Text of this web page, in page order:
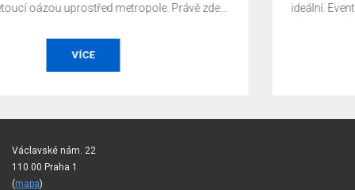
ideální. Eventový prostor Juliš Hub 1933 a další prostory EA
Václavské nám. 22
110 00 Praha 1
(mapa)